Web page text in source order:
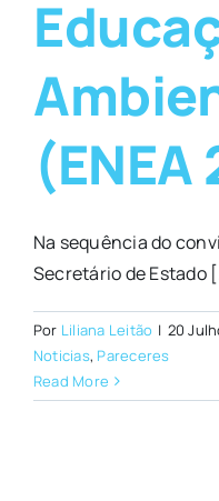
Na sequência do
Secretário de Estado
Por Liliana Leitão | 20
Noticias, Pareceres
Read More